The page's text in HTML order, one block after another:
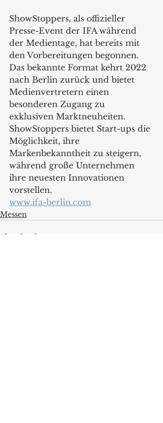
ShowStoppers, als offizieller
Presse-Event der IFA während
der Medientage, hat bereits mit
den Vorbereitungen begonnen.
Das bekannte Format kehrt 2022
nach Berlin zurück und bietet
Medienvertretern einen
besonderen Zugang zu
exklusiven Marktneuheiten.
ShowStoppers bietet Start-ups die
Möglichkeit, ihre
Markenbekanntheit zu steigern,
während große Unternehmen
ihre neuesten Innovationen
vorstellen.
www.ifa-berlin.com
Messen